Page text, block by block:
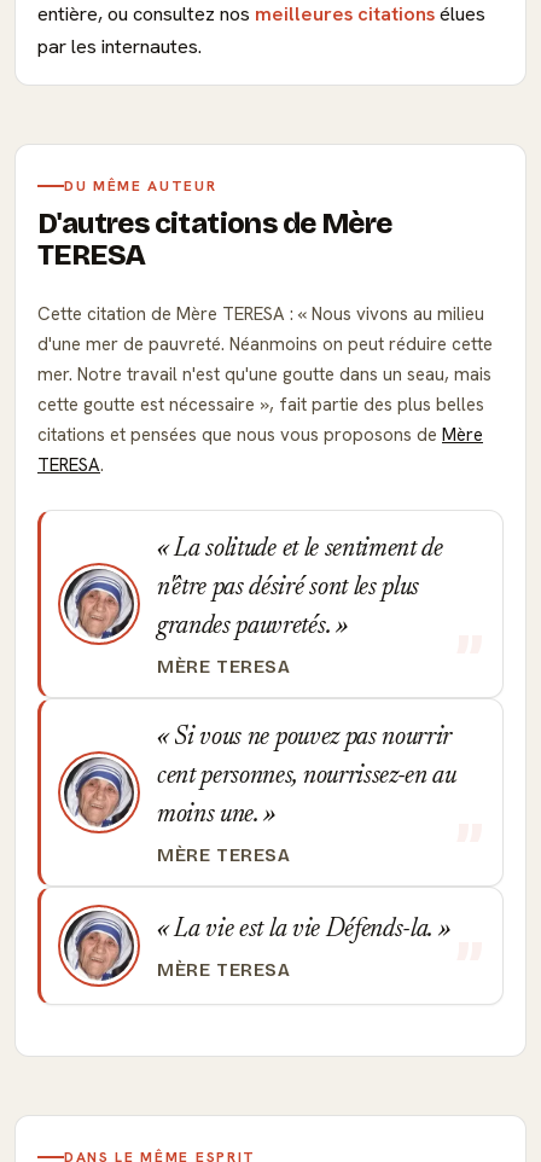
entière, ou consultez nos meilleures citationsélues
par les internautes.
DU MÊME AUTEUR
D'autres citations de Mère
TERESA
Cette citation de Mère TERESA :
Nous vivons au milieu
d'une mer de pauvreté. Néanmoins on peut réduire cette
mer. Notre travail n'est qu'une goutte dans un seau, mais
cette goutte est nécessaire
, fait partie des plus belles
citations et pensées que nous vous proposons de Mère
TERESA.
La solitude et le sentiment de
n'être pas désiré sont les plus
grandes pauvretés.
MÈRE TERESA
Si vous ne pouvez pas nourrir
cent personnes, nourrissez-en au
moins une.
MÈRE TERESA
La vie est la vie Défends-la.
MÈRE TERESA
DANS LE MÊME ESPRIT